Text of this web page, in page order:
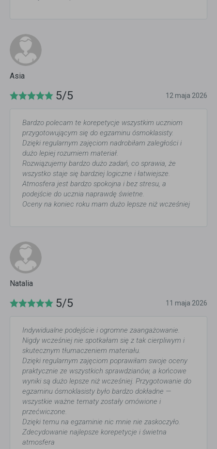
Asia
5/5 12 maja 2026
Bardzo polecam te korepetycje wszystkim uczniom
przygotowującym się do egzaminu ósmoklasisty.
Dzięki regularnym zajęciom nadrobiłam zaległości i
dużo lepiej rozumiem materiał.
Rozwiązujemy bardzo dużo zadań, co sprawia, że
wszystko staje się bardziej logiczne i łatwiejsze.
Atmosfera jest bardzo spokojna i bez stresu, a
podejście do ucznia naprawdę świetne.
Oceny na koniec roku mam dużo lepsze niż wcześniej
Natalia
5/5 11 maja 2026
Indywidualne podejście i ogromne zaangażowanie.
Nigdy wcześniej nie spotkałam się z tak cierpliwym i
skutecznym tłumaczeniem materiału.
Dzięki regularnym zajęciom poprawiłam swoje oceny
praktycznie ze wszystkich sprawdzianów, a końcowe
wyniki są dużo lepsze niż wcześniej. Przygotowanie do
egzaminu ósmoklasisty było bardzo dokładne —
wszystkie ważne tematy zostały omówione i
przećwiczone.
Dzięki temu na egzaminie nic mnie nie zaskoczyło.
Zdecydowanie najlepsze korepetycje i świetna
atmosfera